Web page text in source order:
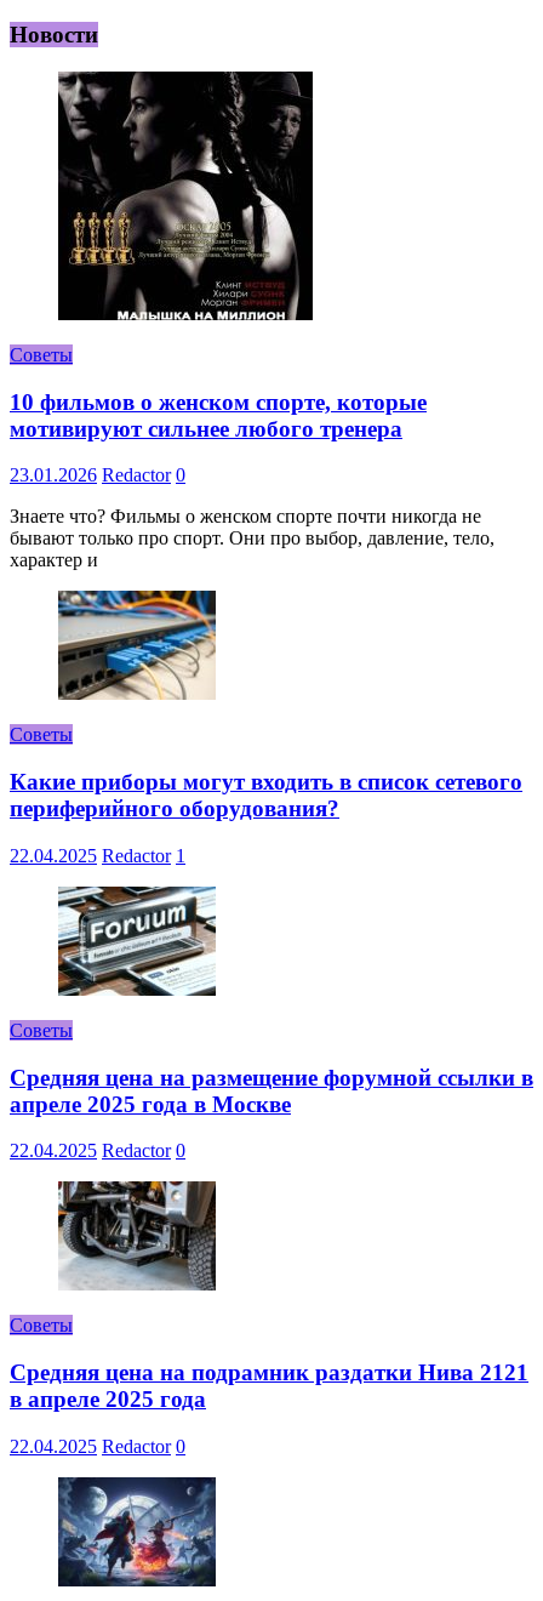
Новости
Советы
10 фильмов о женском спорте, которые
мотивируют сильнее любого тренера
23.01.2026 Redactor 0
Знаете что? Фильмы о женском спорте почти никогда не
бывают только про спорт. Они про выбор, давление, тело,
характер и
Советы
Какие приборы могут входить в список сетевого
периферийного оборудования?
22.04.2025 Redactor 1
Советы
Средняя цена на размещение форумной ссылки в
апреле 2025 года в Москве
22.04.2025 Redactor 0
Советы
Средняя цена на подрамник раздатки Нива 2121
в апреле 2025 года
22.04.2025 Redactor 0